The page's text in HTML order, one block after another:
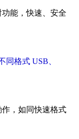
功能，快速、安全
格式 USB、
，如同快速格式